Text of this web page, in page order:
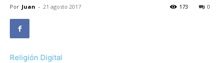
Por Juan - 21 agosto 2017 0
173
Religión Digital